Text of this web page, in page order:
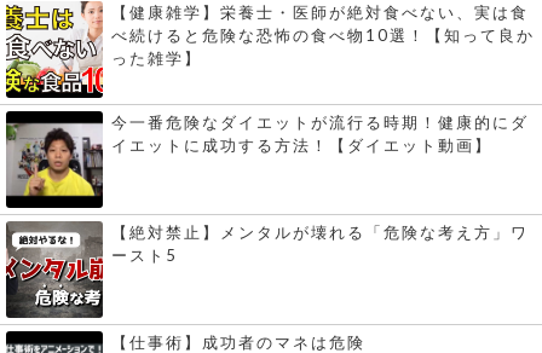
【健康雑学】栄養士・医師が絶対食べない、実は食
べ続けると危険な恐怖の食べ物10選！【知って良か
った雑学】
今一番危険なダイエットが流行る時期！健康的にダ
イエットに成功する方法！【ダイエット動画】
【絶対禁止】メンタルが壊れる「危険な考え方」ワ
ースト5
【仕事術】成功者のマネは危険